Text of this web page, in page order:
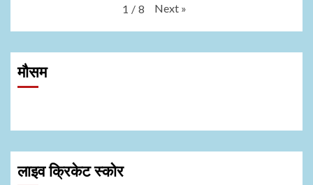
1 / 8 Next »
मौसम
लाइव क्रिकेट स्कोर